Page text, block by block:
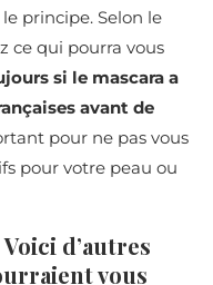
principe. Selon le
ce qui pourra vous
si le mascara a
avant de
pour ne pas vous
pour votre peau ou
d’autres
vous